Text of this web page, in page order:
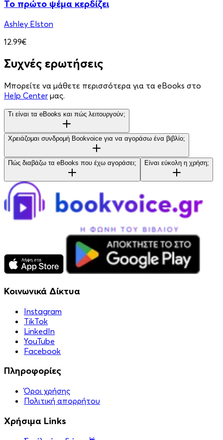
Το πρώτο ψέμα κερδίζει
Ashley Elston
12.99€
Συχνές ερωτήσεις
Μπορείτε να μάθετε περισσότερα για τα eBooks στο
Help Center μας.
Τι είναι τα eBooks και πώς λειτουργούν;
Χρειάζομαι συνδρομή Bookvoice για να αγοράσω ένα βιβλίο;
Πώς διαβάζω τα eBooks που έχω αγοράσει; Είναι εύκολη η χρήση;
Κοινωνικά Δίκτυα
Instagram
TikTok
LinkedIn
YouTube
Facebook
Πληροφορίες
Όροι χρήσης
Πολιτική απορρήτου
Χρήσιμα Links